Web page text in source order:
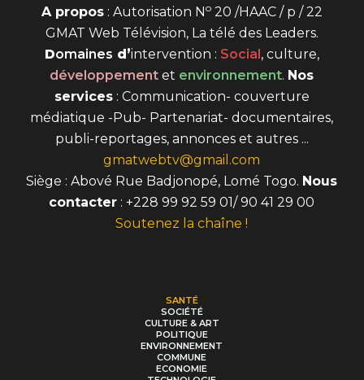
A propos: Autorisation No20 /HAAC / p / 22
GMAT Web Télévision, La télé des Leaders.
Domaines d’intervention : Social, culture,
développement et environnement. Nos
services: Communication- couverture
médiatique -Pub- Partenariat- documentaires,
publi-reportages, annonces et autres ...
gmatwebtv@gmail.com
Siège : Abové Rue Badjonopé, Lomé Togo. Nous
contacter : +228 99 92 59 01/ 90 41 29 00
Soutenez la chaîne !
SANTÉ
SOCIÉTÉ
CULTURE & ART
POLITIQUE
ENVIRONNEMENT
COMMUNE
ECONOMIE